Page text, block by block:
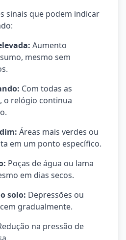
sinais que podem indicar
Aumento
mesmo sem
Com todas as
o relógio continua
Áreas mais verdes ou
em um ponto específico.
Poças de água ou lama
em dias secos.
solo: Depressões ou
gradualmente.
na pressão de